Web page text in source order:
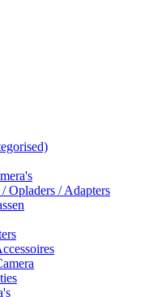
Opladers / Adapters